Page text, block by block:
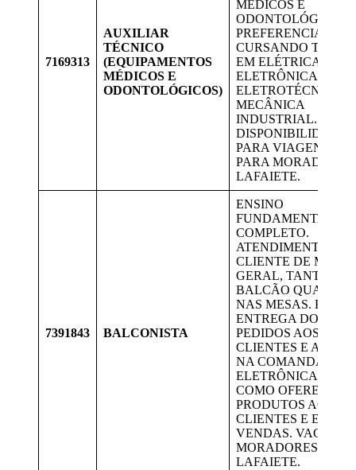
7169313
AUXILIAR
TÉCNICO
(EQUIPAMENTOS
MÉDICOS E
ODONTOLÓGICOS)
MÉDICOS E
ODONTOLÓGICOS.
CURSANDO
EM ELÉTRICA,
ELETRÔNICA,
ELETROTÉCNICA E
MECÂNICA
INDUSTRIAL.
DISPONIBILIDADE
PARA VIAGENS.
PARA
LAFAIETE.
7391843 BALCONISTA
ENSINO
FUNDAMENTAL
COMPLETO.
ATENDIMENTO AO
CLIENTE DE
GERAL, TANTO NO
BALCÃO QUANTO
NAS MESAS.
ENTREGA DOS
PEDIDOS AOS
CLIENTES E
NA COMANDA
ELETRÔNICA. BEM
COMO OFERECER
PRODUTOS AOS
CLIENTES E
VENDAS. VAGA
MORADORES DE
LAFAIETE.